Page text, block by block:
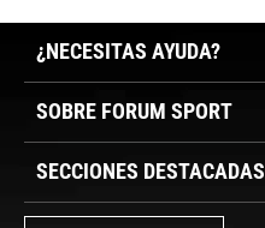
¿NECESITAS AYUDA?
SOBRE FORUM SPORT
SECCIONES DESTACADAS